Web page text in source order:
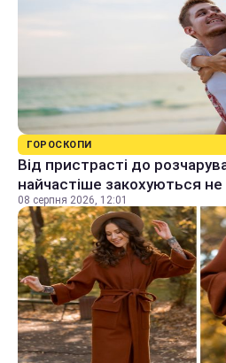
ГОРОСКОПИ
Від пристрасті до
найчастіше закохуються не
08 серпня 2026, 12:01